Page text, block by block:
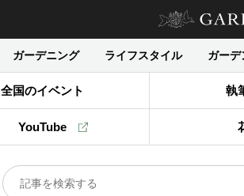
ガーデニング ライフスタイル ガー
全国のイベント 執
YouTube